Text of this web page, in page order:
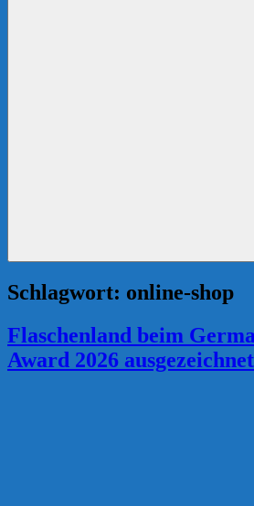
Schlagwort: online-shop
Flaschenland beim
Award 2026 ausgezeichnet